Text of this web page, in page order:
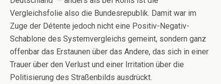
Vergleichsfolie also die Bundesrepublik. Damit war im
Zuge der Détente jedoch nicht eine Positiv-Negativ-
Schablone des Systemvergleichs gemeint, sondern ganz
offenbar das Erstaunen über das Andere, das sich in einer
Trauer über den Verlust und einer Irritation über die
Politisierung des Straßenbilds ausdrückt.